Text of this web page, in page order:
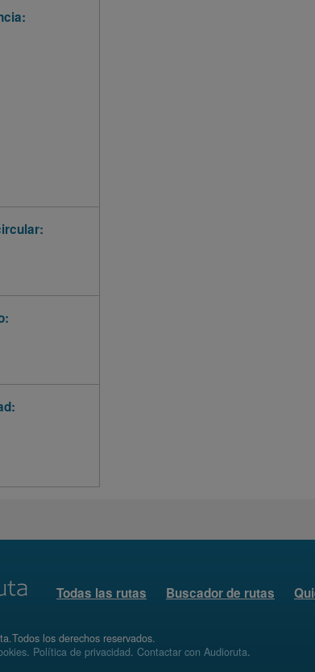
Todas las rutas Buscador de rutas
los derechos reservados.
. Política de privacidad. Contactar con Audioruta.